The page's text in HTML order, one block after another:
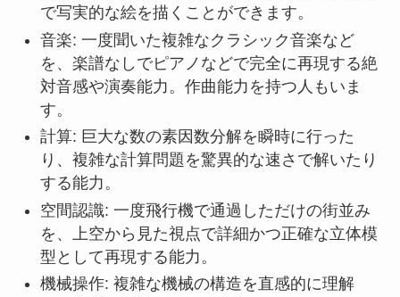
で写実的な絵を描くことができます。
音楽: 一度聞いた複雑なクラシック音楽など
を、楽譜なしでピアノなどで完全に再現する絶
対音感や演奏能力。作曲能力を持つ人もいま
す。
計算: 巨大な数の素因数分解を瞬時に行った
り、複雑な計算問題を驚異的な速さで解いたり
する能力。
空間認識: 一度飛行機で通過しただけの街並み
を、上空から見た視点で詳細かつ正確な立体模
型として再現する能力。
機械操作: 複雑な機械の構造を直感的に理解